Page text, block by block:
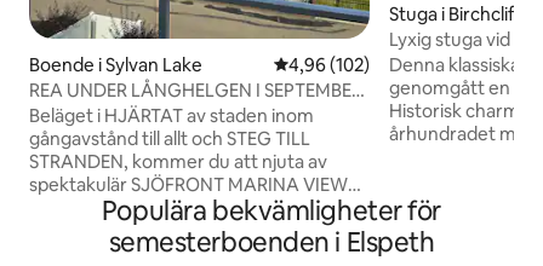
Boende i Sylvan Lake 4,96 av 5 i genomsnittligt
4,96 (102)
REA UNDER LÅNGHELGEN I SEPTEMBER!
Fantastisk utsikt! Öppet 2027!
Beläget i HJÄRTAT av staden inom
gångavstånd till allt och STEG TILL
STRANDEN, kommer du att njuta av
spektakulär SJÖFRONT MARINA VIEW
medan du bor i ett fullt uppgraderat
semesterhus! Detta boende har ett
fantastiskt öppet kök perfekt för
Stuga i Birchcliff
Lyxig stuga vid
och båthiss
Denna klassiska
genomgått en
Historisk charm
århundradet
folkmassor att
plus barnsovloft.
6+2. Brygga och båthiss.
Populära bekvämligheter för
semesterboenden i Elspeth